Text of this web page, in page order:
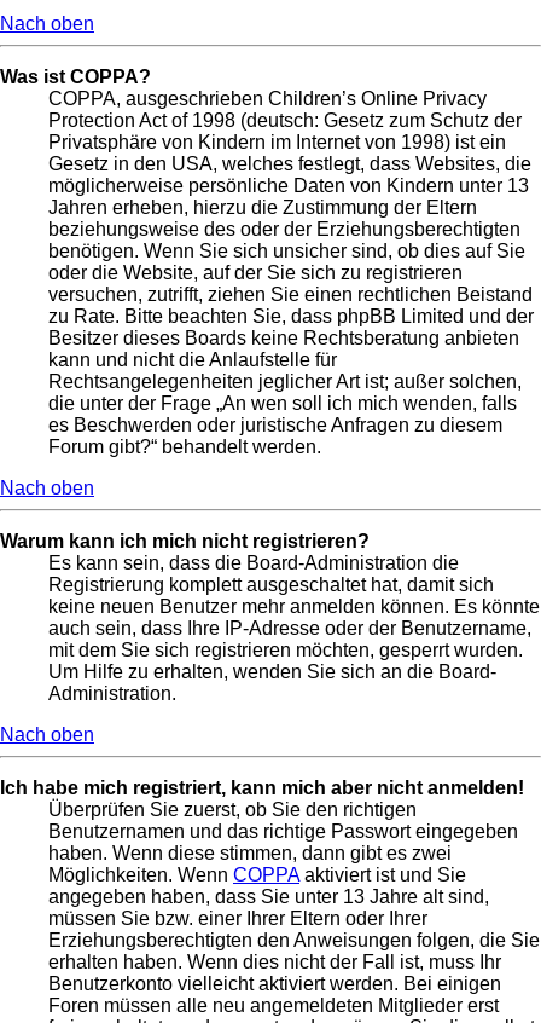
Nach oben
Was ist COPPA?
COPPA, ausgeschrieben Children’s Online Privacy
Protection Act of 1998 (deutsch: Gesetz zum Schutz der
Privatsphäre von Kindern im Internet von 1998) ist ein
Gesetz in den USA, welches festlegt, dass Websites, die
möglicherweise persönliche Daten von Kindern unter 13
Jahren erheben, hierzu die Zustimmung der Eltern
beziehungsweise des oder der Erziehungsberechtigten
benötigen. Wenn Sie sich unsicher sind, ob dies auf Sie
oder die Website, auf der Sie sich zu registrieren
versuchen, zutrifft, ziehen Sie einen rechtlichen Beistand
zu Rate. Bitte beachten Sie, dass phpBB Limited und der
Besitzer dieses Boards keine Rechtsberatung anbieten
kann und nicht die Anlaufstelle für
Rechtsangelegenheiten jeglicher Art ist; außer solchen,
die unter der Frage „An wen soll ich mich wenden, falls
es Beschwerden oder juristische Anfragen zu diesem
Forum gibt?“ behandelt werden.
Nach oben
Warum kann ich mich nicht registrieren?
Es kann sein, dass die Board-Administration die
Registrierung komplett ausgeschaltet hat, damit sich
keine neuen Benutzer mehr anmelden können. Es könnte
auch sein, dass Ihre IP-Adresse oder der Benutzername,
mit dem Sie sich registrieren möchten, gesperrt wurden.
Um Hilfe zu erhalten, wenden Sie sich an die Board-
Administration.
Nach oben
Ich habe mich registriert, kann mich aber nicht anmelden!
Überprüfen Sie zuerst, ob Sie den richtigen
Benutzernamen und das richtige Passwort eingegeben
haben. Wenn diese stimmen, dann gibt es zwei
Möglichkeiten. Wenn COPPAaktiviert ist und Sie
angegeben haben, dass Sie unter 13 Jahre alt sind,
müssen Sie bzw. einer Ihrer Eltern oder Ihrer
Erziehungsberechtigten den Anweisungen folgen, die Sie
erhalten haben. Wenn dies nicht der Fall ist, muss Ihr
Benutzerkonto vielleicht aktiviert werden. Bei einigen
Foren müssen alle neu angemeldeten Mitglieder erst